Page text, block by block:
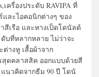
เครื่องประดับ RAVIPA ที่
และไอคอนิกต่างๆ ของ
สีเรือ และหางเป็ดโดนัลด์
บที่หลากหลาย ไม่ว่าจะ
างหู เสื้อผ้าจาก
รสุดคลาสสิค ออกแบบด้วยสี
นวคิดจากธีม 90 ปี โดนั